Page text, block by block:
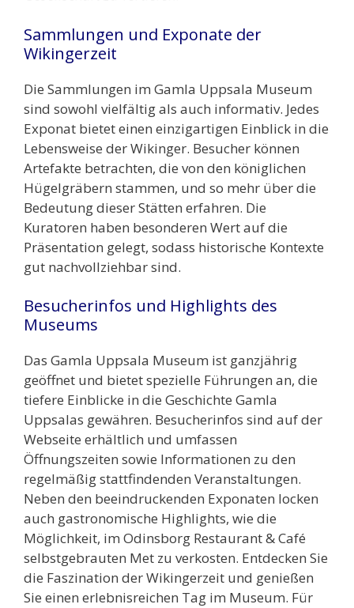
Sammlungen und Exponate der
Wikingerzeit
Die Sammlungen im Gamla Uppsala Museum
sind sowohl vielfältig als auch informativ. Jedes
Exponat bietet einen einzigartigen Einblick in die
Lebensweise der Wikinger. Besucher können
Artefakte betrachten, die von den königlichen
Hügelgräbern stammen, und so mehr über die
Bedeutung dieser Stätten erfahren. Die
Kuratoren haben besonderen Wert auf die
Präsentation gelegt, sodass historische Kontexte
gut nachvollziehbar sind.
Besucherinfos und Highlights des
Museums
Das Gamla Uppsala Museum ist ganzjährig
geöffnet und bietet spezielle Führungen an, die
tiefere Einblicke in die Geschichte Gamla
Uppsalas gewähren. Besucherinfos sind auf der
Webseite erhältlich und umfassen
Öffnungszeiten sowie Informationen zu den
regelmäßig stattfindenden Veranstaltungen.
Neben den beeindruckenden Exponaten locken
auch gastronomische Highlights, wie die
Möglichkeit, im Odinsborg Restaurant & Café
selbstgebrauten Met zu verkosten. Entdecken Sie
die Faszination der Wikingerzeit und genießen
Sie einen erlebnisreichen Tag im Museum. Für